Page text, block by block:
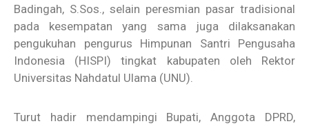
Badingah, S.Sos., selain peresmian pasar tradisional
pada kesempatan yang sama juga dilaksanakan
pengukuhan pengurus Himpunan Santri Pengusaha
Indonesia (HISPI) tingkat kabupaten oleh Rektor
Universitas Nahdatul Ulama (UNU).
Turut hadir mendampingi Bupati, Anggota DPRD,